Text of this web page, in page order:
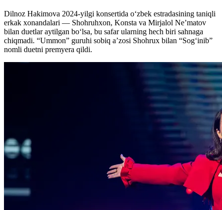
Dilnoz Hakimova 2024-yilgi konsertida o‘zbek estradasining taniqli
erkak xonandalari — Shohruhxon, Konsta va Mirjalol Ne’matov
bilan duetlar aytilgan bo‘lsa, bu safar ularning hech biri sahnaga
chiqmadi. “Ummon” guruhi sobiq a’zosi Shohrux bilan “Sog‘inib”
nomli duetni premyera qildi.